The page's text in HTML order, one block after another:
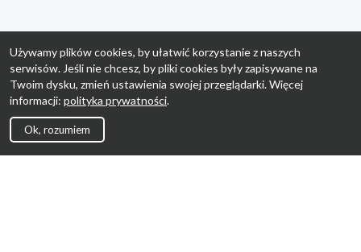
Używamy plików cookies, by ułatwić korzystanie z naszych
serwisów. Jeśli nie chcesz, by pliki cookies były zapisywane na
Twoim dysku, zmień ustawienia swojej przeglądarki. Więcej
informacji: polityka prywatności.
Ok, rozumiem